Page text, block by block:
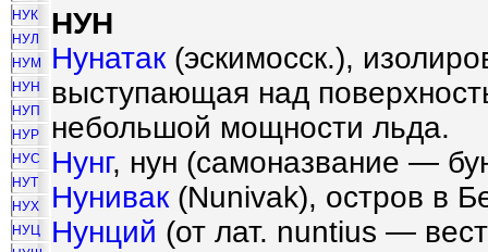
НУК
НУЛ
НУМ
НУН
НУП
НУР
НУС
НУТ
НУХ
НУЦ
НУН
Нунатак (эскимосск.),
выступающая над
небольшой мощности льда.
Нунг, нун (самоназвание —
Нунивак (Nunivak), остров в
Нунций (от лат. nuntius —